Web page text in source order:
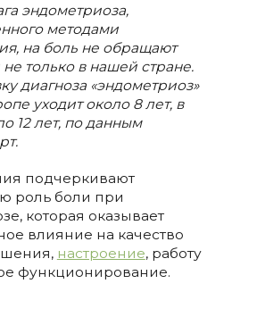
эндометриоза,
методами
,на боль не обращают
только в нашей стране.
диагноза «эндометриоз»
уходит около 8 лет, в
12 лет,по данным
подчеркивают
роль боли при
которая оказывает
влияние на качество
настроение, работу
функционирование.